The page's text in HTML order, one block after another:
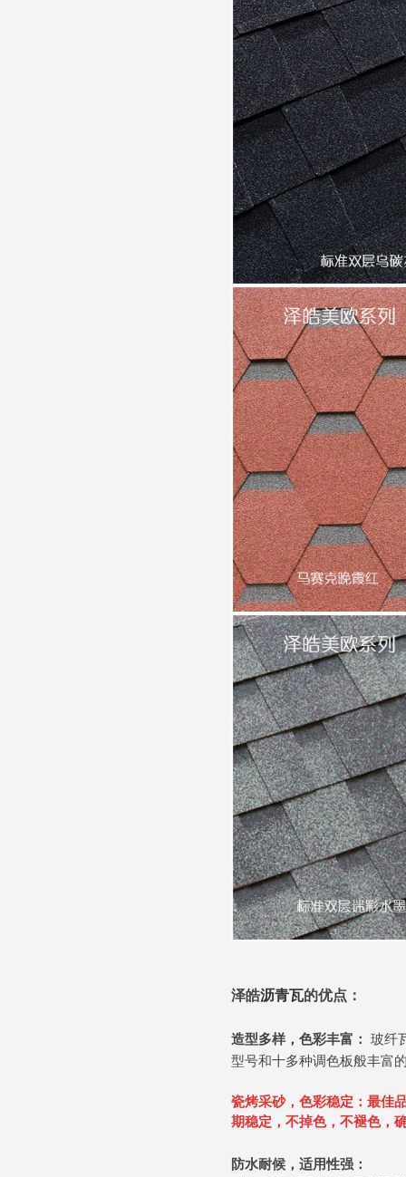
泽皓沥青瓦的优点：
造型多样，色彩丰富：
玻纤
型号和十多种调色板般丰富
瓷烤采砂，色彩稳定： 最佳
期稳定，不掉色，不褪色，
防水耐候，适用性强：